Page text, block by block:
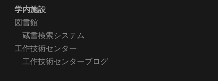
学内施設
図書館
蔵書検索システム
工作技術センター
工作技術センターブログ